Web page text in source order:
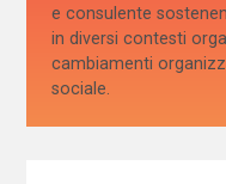
e consulente
in diversi contesti
cambiamenti
sociale.